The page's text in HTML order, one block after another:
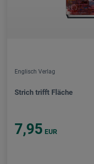
Englisch Verlag
Strich trifft Fläche
7,95 EUR